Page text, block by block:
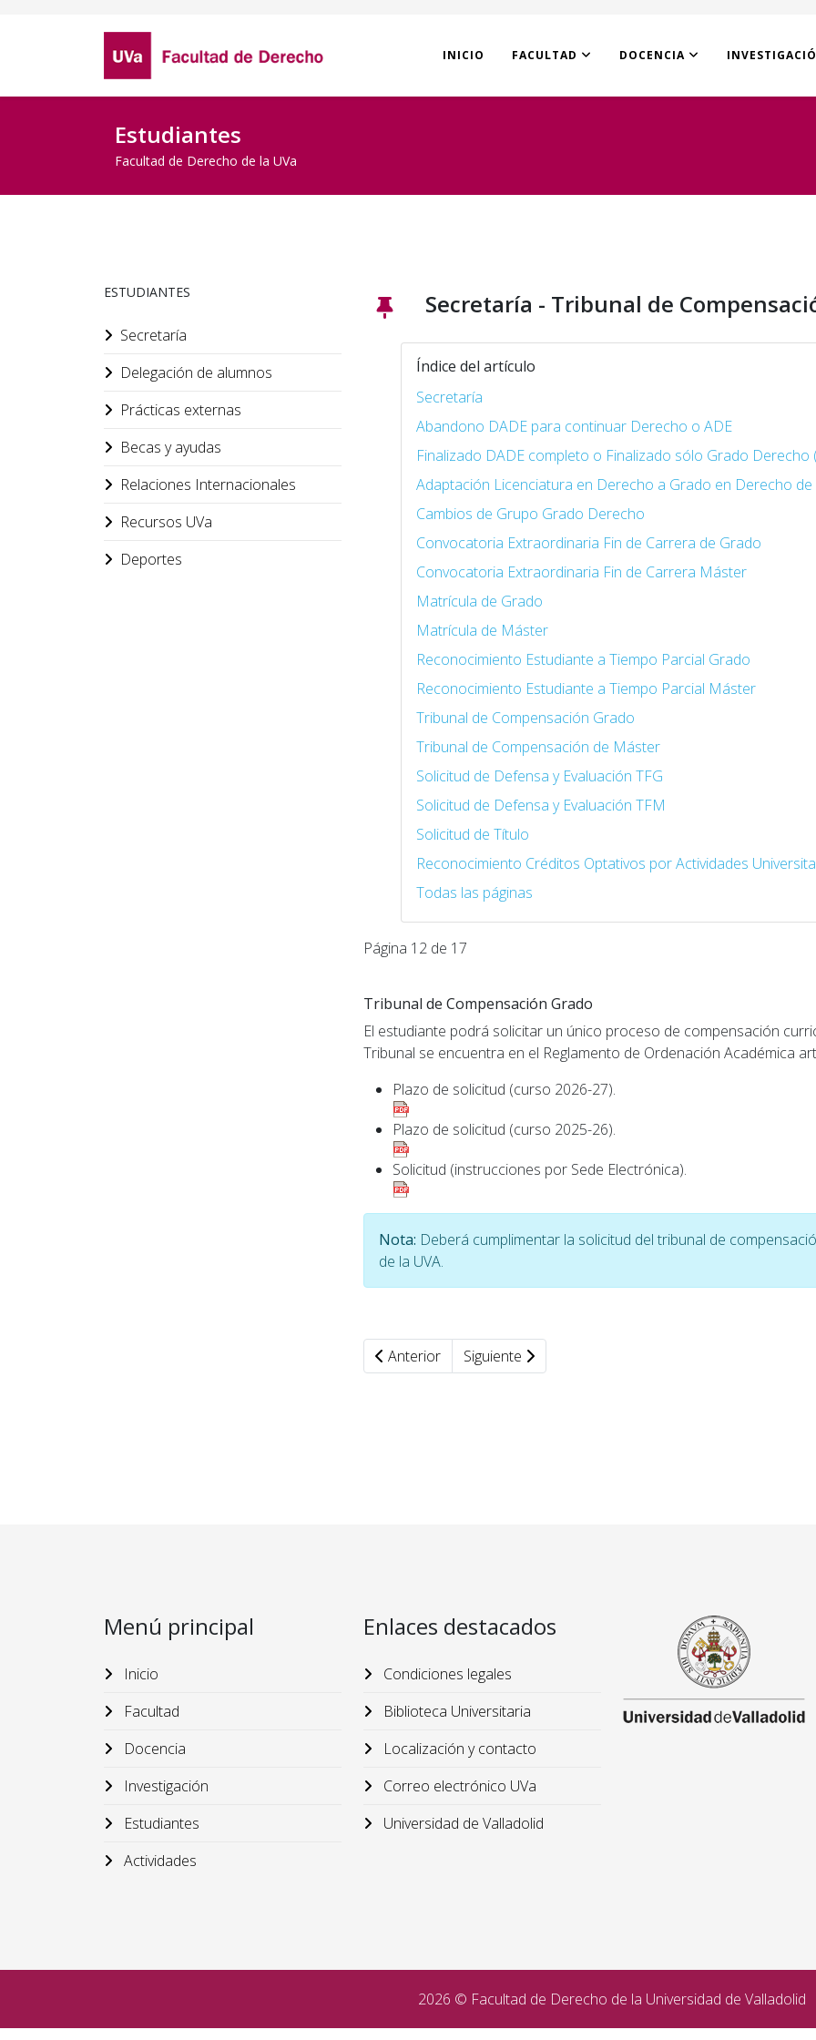
INICIO FACULTAD DOCENCIA
Estudiantes
Facultad de Derecho de la UVa
ESTUDIANTES
Secretaría
Delegación de alumnos
Prácticas externas
Becas y ayudas
Relaciones Internacionales
Recursos UVa
Deportes
Secretaría - Tribunal de
Índice del artículo
Secretaría
Abandono DADE para continuar Derecho o ADE
Finalizado DADE completo o Finalizado sólo Grado
Adaptación Licenciatura en Derecho a Grado en Derecho de
Cambios de Grupo Grado Derecho
Convocatoria Extraordinaria Fin de Carrera de Grado
Convocatoria Extraordinaria Fin de Carrera Máster
Matrícula de Grado
Matrícula de Máster
Reconocimiento Estudiante a Tiempo Parcial Grado
Reconocimiento Estudiante a Tiempo Parcial Máster
Tribunal de Compensación Grado
Tribunal de Compensación de Máster
Solicitud de Defensa y Evaluación TFG
Solicitud de Defensa y Evaluación TFM
Solicitud de Título
Reconocimiento Créditos Optativos por Actividades
Todas las páginas
Página 12 de 17
Tribunal de Compensación Grado
El estudiante podrá solicitar un único proceso de compensación
Tribunal se encuentra en el Reglamento de Ordenación Académica
Plazo de solicitud (curso 2026-27).
Plazo de solicitud (curso 2025-26).
Solicitud (instrucciones por Sede Electrónica).
Nota: Deberá cumplimentar la solicitud del tribunal de
de la UVA.
Anterior Siguiente
Menú principal
Inicio
Facultad
Docencia
Investigación
Estudiantes
Actividades
Enlaces destacados
Condiciones legales
Biblioteca Universitaria
Localización y contacto
Correo electrónico UVa
Universidad de Valladolid
2026 © Facultad de Derecho de la Universidad de Valladolid